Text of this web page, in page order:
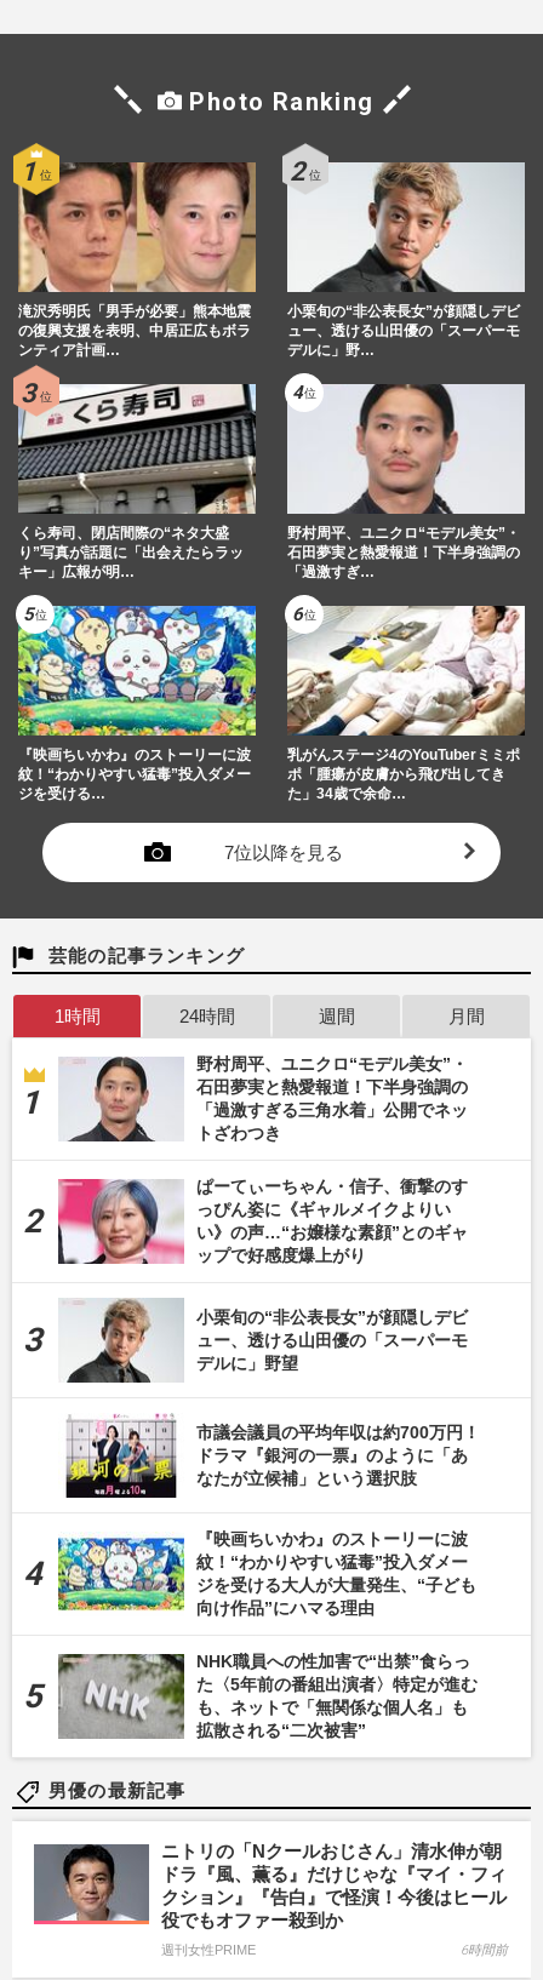
Photo Ranking
滝沢秀明氏「男手が必要」熊本地震
の復興支援を表明、中居正広もボラ
ンティア計画…
小栗旬の“非公表長女”が顔隠しデビ
ュー、透ける山田優の「スーパーモ
デルに」野…
くら寿司、閉店間際の“ネタ大盛
り”写真が話題に「出会えたらラッ
キー」広報が明…
野村周平、ユニクロ“モデル美女”・
石田夢実と熱愛報道！下半身強調の
「過激すぎ…
『映画ちいかわ』のストーリーに波
紋！“わかりやすい猛毒”投入ダメー
ジを受ける…
乳がんステージ4のYouTuberミミポ
ポ「腫瘍が皮膚から飛び出してき
た」34歳で余命…
7位以降を見る
芸能の記事ランキング
1時間 24時間 週間 月間
野村周平、ユニクロ“モデル美女”・
石田夢実と熱愛報道！下半身強調の
「過激すぎる三角水着」公開でネッ
トざわつき
ぱーてぃーちゃん・信子、衝撃のす
っぴん姿に《ギャルメイクよりい
い》の声…“お嬢様な素顔”とのギャ
ップで好感度爆上がり
小栗旬の“非公表長女”が顔隠しデビ
ュー、透ける山田優の「スーパーモ
デルに」野望
市議会議員の平均年収は約700万円！
ドラマ『銀河の一票』のように「あ
なたが立候補」という選択肢
『映画ちいかわ』のストーリーに波
紋！“わかりやすい猛毒”投入ダメー
ジを受ける大人が大量発生、“子ども
向け作品”にハマる理由
NHK職員への性加害で“出禁”食らっ
た〈5年前の番組出演者〉特定が進む
も、ネットで「無関係な個人名」も
拡散される“二次被害”
男優の最新記事
ニトリの「Nクールおじさん」清水伸が朝
ドラ『風、薫る』だけじゃな『マイ・フィ
クション』『告白』で怪演！今後はヒール
役でもオファー殺到か
週刊女性PRIME 6時間前